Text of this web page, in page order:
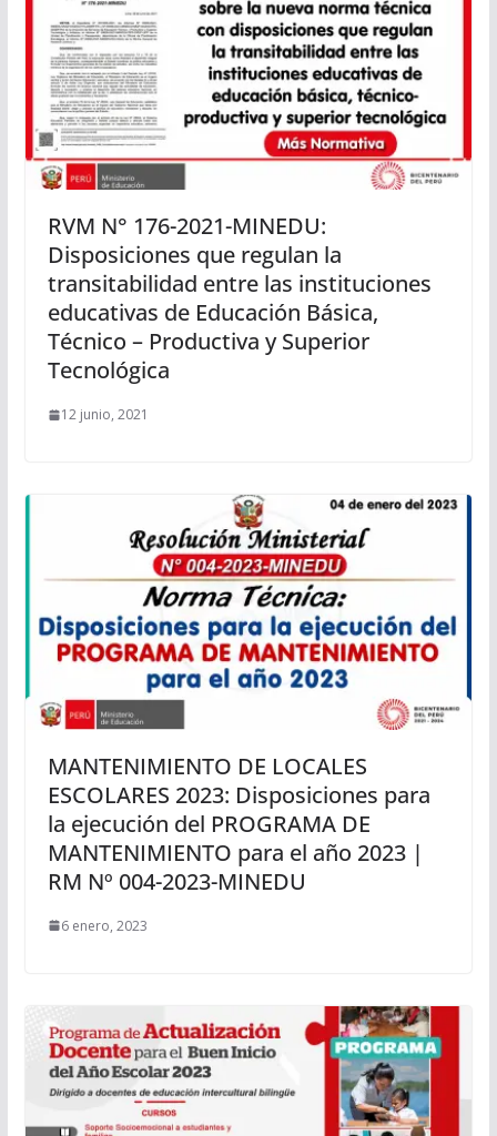
RVM N° 176-2021-MINEDU:
Disposiciones que regulan la
transitabilidad entre las instituciones
educativas de Educación Básica,
Técnico – Productiva y Superior
Tecnológica
12 junio, 2021
MANTENIMIENTO DE LOCALES
ESCOLARES 2023: Disposiciones para
la ejecución del PROGRAMA DE
MANTENIMIENTO para el año 2023 |
RM Nº 004-2023-MINEDU
6 enero, 2023